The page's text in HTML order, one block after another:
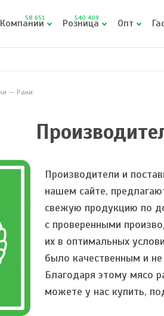
Компании
58 651 Розница
540 409 Опт
Раки
Производители и
нашем сайте,
свежую продукцию по
с проверенными
их в оптимальных
было качественным и
Благодаря этому мясо
можете у нас купить,